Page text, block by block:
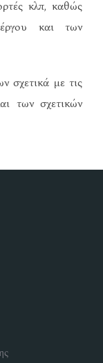
κλπ, καθώς
και των
με τις
των σχετικών